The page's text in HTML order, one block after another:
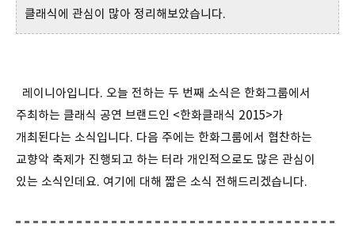
클래식에 관심이 많아 정리해보았습니다.
레이니아입니다. 오늘 전하는 두 번째 소식은 한화그룹에서
주최하는 클래식 공연 브랜드인 <한화클래식 2015>가
개최된다는 소식입니다. 다음 주에는 한화그룹에서 협찬하는
교향악 축제가 진행되고 하는 터라 개인적으로도 많은 관심이
있는 소식인데요. 여기에 대해 짧은 소식 전해드리겠습니다.